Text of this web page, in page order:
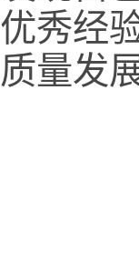
优秀经
质量发展